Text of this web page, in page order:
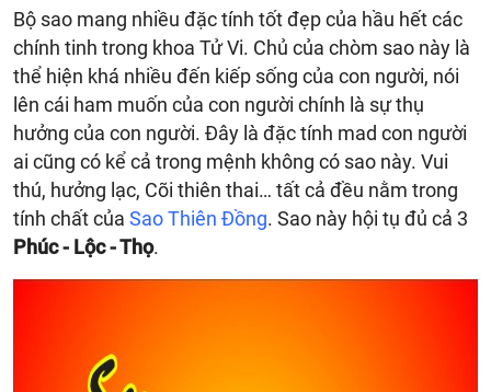
Bộ sao mang nhiều đặc tính tốt đẹp của hầu hết các
chính tinh trong khoa Tử Vi. Chủ của chòm sao này là
thể hiện khá nhiều đến kiếp sống của con người, nói
lên cái ham muốn của con người chính là sự thụ
hưởng của con người. Đây là đặc tính mad con người
ai cũng có kể cả trong mệnh không có sao này. Vui
thú, hưởng lạc, Cõi thiên thai… tất cả đều nằm trong
tính chất của Sao Thiên Đồng. Sao này hội tụ đủ cả 3
Phúc - Lộc - Thọ.